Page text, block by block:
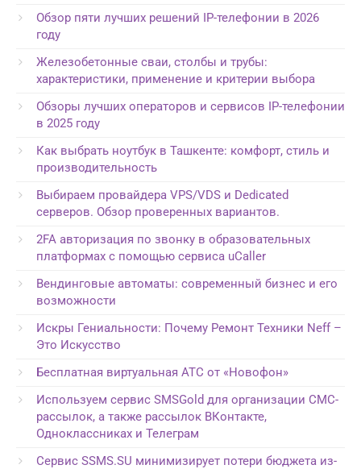
Обзор пяти лучших решений IP-телефонии в 2026
году
Железобетонные сваи, столбы и трубы:
характеристики, применение и критерии выбора
Обзоры лучших операторов и сервисов IP-телефонии
в 2025 году
Как выбрать ноутбук в Ташкенте: комфорт, стиль и
производительность
Выбираем провайдера VPS/VDS и Dedicated
серверов. Обзор проверенных вариантов.
2FA авторизация по звонку в образовательных
платформах с помощью сервиса uCaller
Вендинговые автоматы: современный бизнес и его
возможности
Искры Гениальности: Почему Ремонт Техники Neff –
Это Искусство
Бесплатная виртуальная АТС от «Новофон»
Используем сервис SMSGold для организации СМС-
рассылок, а также рассылок ВКонтакте,
Одноклассниках и Телеграм
Сервис SSMS.SU минимизирует потери бюджета из-